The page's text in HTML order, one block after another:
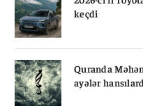
keçdi
Quranda
ayələr